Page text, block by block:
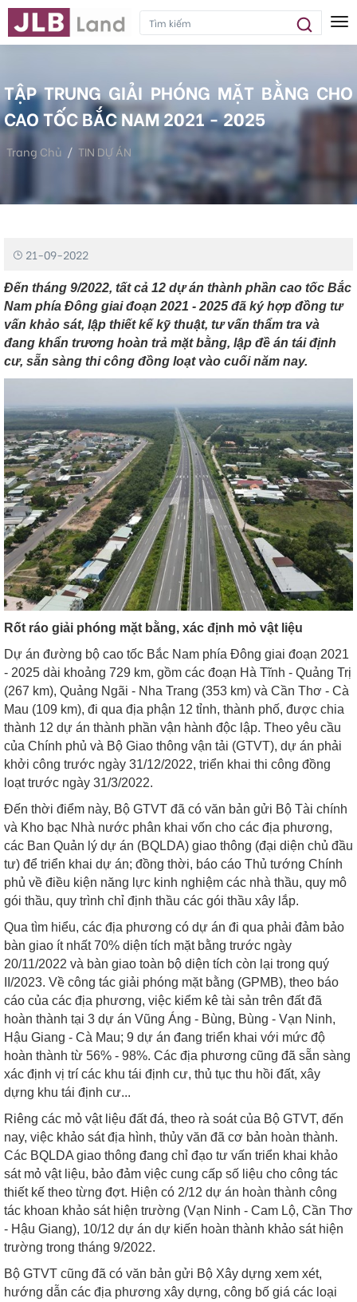
TẬP TRUNG GIẢI PHÓNG MẶT BẰNG CHO
CAO TỐC BẮC NAM 2021 - 2025
Trang Chủ
TIN DỰ ÁN
Tập Trung Giải Phóng Mặt Bằng Cho Cao Tốc Bắc Nam 2021 -
21-09-2022
Đến tháng 9/2022, tất cả 12 dự án thành phần cao tốc Bắc
Nam phía Đông giai đoạn 2021 - 2025 đã ký hợp đồng tư
vấn khảo sát, lập thiết kế kỹ thuật, tư vấn thẩm tra và
đang khẩn trương hoàn trả mặt bằng, lập đề án tái định
cư, sẵn sàng thi công đồng loạt vào cuối năm nay.
Rốt ráo giải phóng mặt bằng, xác định mỏ vật liệu
Dự án đường bộ cao tốc Bắc Nam phía Đông giai đoạn 2021
- 2025 dài khoảng 729 km, gồm các đoạn Hà Tĩnh - Quảng Trị
(267 km), Quảng Ngãi - Nha Trang (353 km) và Cần Thơ - Cà
Mau (109 km), đi qua địa phận 12 tỉnh, thành phố, được chia
thành 12 dự án thành phần vận hành độc lập. Theo yêu cầu
của Chính phủ và Bộ Giao thông vận tải (GTVT), dự án phải
khởi công trước ngày 31/12/2022, triển khai thi công đồng
loạt trước ngày 31/3/2022.
Đến thời điểm này, Bộ GTVT đã có văn bản gửi Bộ Tài chính
và Kho bạc Nhà nước phân khai vốn cho các địa phương,
các Ban Quản lý dự án (BQLDA) giao thông (đại diện chủ đầu
tư) để triển khai dự án; đồng thời, báo cáo Thủ tướng Chính
phủ về điều kiện năng lực kinh nghiệm các nhà thầu, quy mô
gói thầu, quy trình chỉ định thầu các gói thầu xây lắp.
Qua tìm hiểu, các địa phương có dự án đi qua phải đảm bảo
bàn giao ít nhất 70% diện tích mặt bằng trước ngày
20/11/2022 và bàn giao toàn bộ diện tích còn lại trong quý
II/2023. Về công tác giải phóng mặt bằng (GPMB), theo báo
cáo của các địa phương, việc kiểm kê tài sản trên đất đã
hoàn thành tại 3 dự án Vũng Áng - Bùng, Bùng - Vạn Ninh,
Hậu Giang - Cà Mau; 9 dự án đang triển khai với mức độ
hoàn thành từ 56% - 98%. Các địa phương cũng đã sẵn sàng
xác định vị trí các khu tái định cư, thủ tục thu hồi đất, xây
dựng khu tái định cư...
Riêng các mỏ vật liệu đất đá, theo rà soát của Bộ GTVT, đến
nay, việc khảo sát địa hình, thủy văn đã cơ bản hoàn thành.
Các BQLDA giao thông đang chỉ đạo tư vấn triển khai khảo
sát mỏ vật liệu, bảo đảm việc cung cấp số liệu cho công tác
thiết kế theo từng đợt. Hiện có 2/12 dự án hoàn thành công
tác khoan khảo sát hiện trường (Vạn Ninh - Cam Lộ, Cần Thơ
- Hậu Giang), 10/12 dự án dự kiến hoàn thành khảo sát hiện
trường trong tháng 9/2022.
Bộ GTVT cũng đã có văn bản gửi Bộ Xây dựng xem xét,
hướng dẫn các địa phương xây dựng, công bố giá các loại